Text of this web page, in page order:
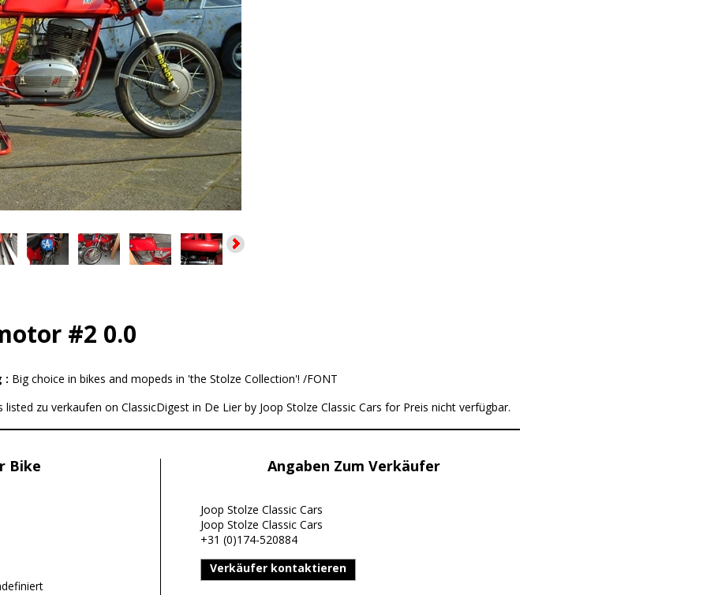
#2 0.0
: Big choice in bikes and mopeds in 'the Stolze Collection'! /FONT
zu verkaufen on ClassicDigest in De Lier by Joop Stolze Classic Cars for Preis nicht verfügbar.
Bike Angaben Zum Verkäufer
Joop Stolze Classic Cars
Joop Stolze Classic Cars
+31 (0)174-520884
Verkäufer kontaktieren